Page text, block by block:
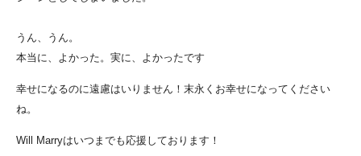
うん、うん。
本当に、よかった。実に、よかったです
幸せになるのに遠慮はいりません！末永くお幸せになってください
ね。
Will Marryはいつまでも応援しております！